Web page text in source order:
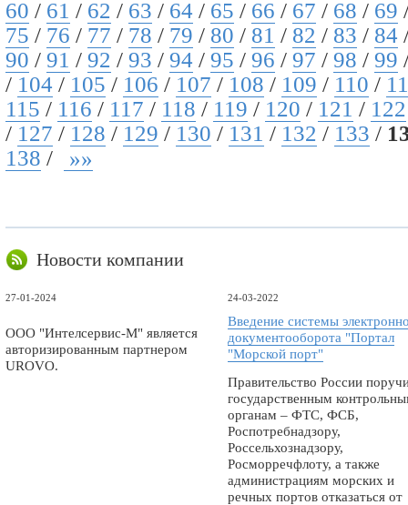
60 / 61 / 62 / 63 / 64 / 65 / 66 / 67 / 68 / 69
75 / 76 / 77 / 78 / 79 / 80 / 81 / 82 / 83 / 84
90 / 91 / 92 / 93 / 94 / 95 / 96 / 97 / 98 / 99
/ 104 / 105 / 106 / 107 / 108 / 109 / 110 /
115 / 116 / 117 / 118 / 119 / 120 / 121 / 122
/ 127 / 128 / 129 / 130 / 131 / 132 / 133 /
138 / »»
Новости компании
27-01-2024
ООО "Интелсервис-М" является
авторизированным партнером
UROVO.
24-03-2022
Введение системы
документооборота "Портал
"Морской порт"
Правительство России
государственным
органам – ФТС, ФСБ,
Роспотребнадзору,
Россельхознадзору,
Росморречфлоту, а также
администрациям морских и
речных портов отказаться от